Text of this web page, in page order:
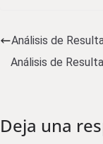
Análisis de
Análisis de
Deja una